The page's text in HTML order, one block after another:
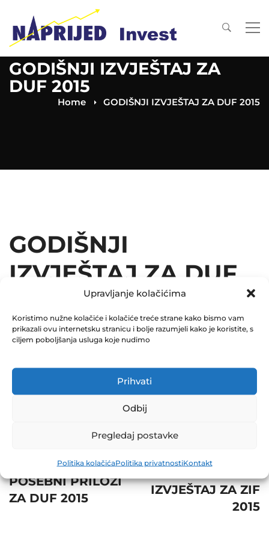
Upravljanje kolačićima
Koristimo nužne kolačiće i kolačiće treće strane kako bismo vam
prikazali ovu internetsku stranicu i bolje razumjeli kako je koristite, s
ciljem poboljšanja usluga koje nudimo
Prihvati
Odbij
Pregledaj postavke
Politika kolačićaPolitika privatnostiKontakt
GODIŠNJI IZVJEŠTAJ ZA
DUF 2015
Home GODIŠNJI IZVJEŠTAJ ZA DUF 2015
GODIŠNJI
IZVJEŠTAJ ZA DUF
December 31, 2015
0 Comments
Share
navigation
POSEBNI PRILOZI
ZA DUF 2015
IZVJEŠTAJ ZA ZIF
2015